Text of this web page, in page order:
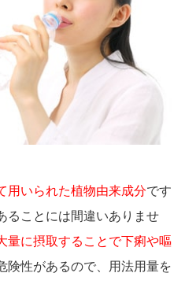
用いられた植物由来成分です
ることには間違いありませ
量に摂取することで下痢や嘔
険性があるので、用法用量を